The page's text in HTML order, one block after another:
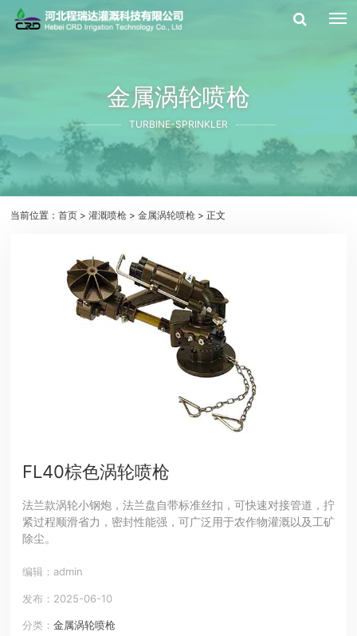
金属涡轮喷枪
TURBINE-SPRINKLER
当前位置：首页 >灌溉喷枪 >金属涡轮喷枪 > 正文
FL40棕色涡轮喷枪
法兰款涡轮小钢炮，法兰盘自带标准丝扣，可快速对接管道，拧
紧过程顺滑省力，密封性能强，可广泛用于农作物灌溉以及工矿
除尘。
编辑：admin
发布：2025-06-10
分类： 金属涡轮喷枪